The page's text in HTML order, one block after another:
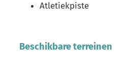
Atletiekpiste
Beschikbare terreinen